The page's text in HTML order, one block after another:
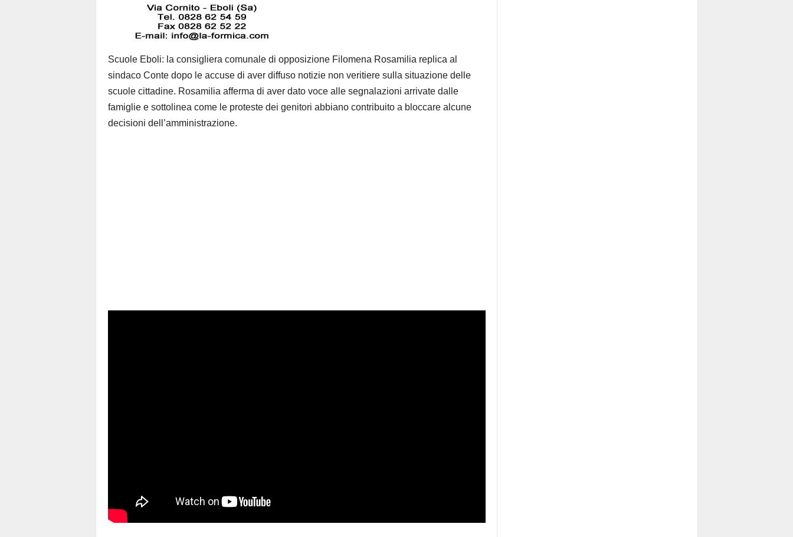
Scuole Eboli: la consigliera comunale di opposizione Filomena Rosamilia replica al
sindaco Conte dopo le accuse di aver diffuso notizie non veritiere sulla situazione delle
scuole cittadine. Rosamilia afferma di aver dato voce alle segnalazioni arrivate dalle
famiglie e sottolinea come le proteste dei genitori abbiano contribuito a bloccare alcune
decisioni dell’amministrazione.